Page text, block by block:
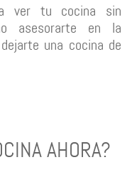
ver tu cocina sin
asesorarte en la
una cocina de
AHORA?